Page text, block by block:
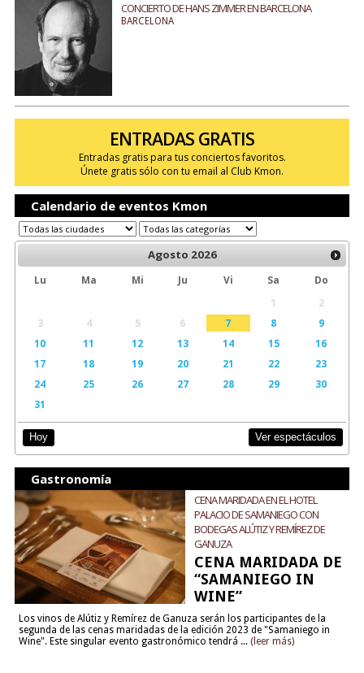
CONCIERTO DE HANS ZIMMER EN BARCELONA
BARCELONA
ENTRADAS GRATIS
Entradas gratis para tus conciertos favoritos.
Únete gratis sólo con tu email al Club Kmon.
Calendario de eventos Kmon
Agosto 2026
Lu Ma Mi Ju Vi Sa
Do
1
2
3
4 5 6 7 8
9
10
11 12 13 14 15
16
17
18 19 20 21 22
23
24
25 26 27 28 29
30
31
Hoy Ver espectáculos
Gastronomía
CENA MARIDADA EN EL HOTEL
PALACIO DE SAMANIEGO CON
BODEGAS ALÚTIZ Y REMÍREZ DE
GANUZA
CENA MARIDADA DE
“SAMANIEGO IN
WINE”
Los vinos de Alútiz y Remírez de Ganuza serán los participantes de la
segunda de las cenas maridadas de la edición 2023 de "Samaniego in
Wine". Este singular evento gastronómico tendrá ... (leer más)